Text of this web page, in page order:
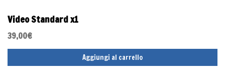
Video Standard x1
39,00€
Aggiungi al carrello